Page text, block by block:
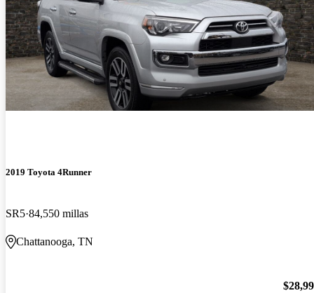
2019 Toyota 4Runner
SR5 84,550 millas
Chattanooga, TN